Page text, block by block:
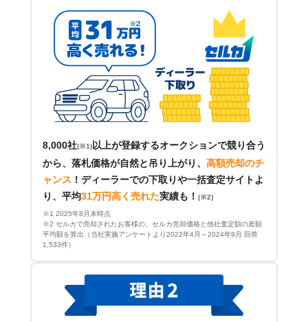
8,000社(※1) 以上が登録するオークションで競り合う
から、落札価格が自然と吊り上がり、 高額売却のチ
ャンス ！ ディーラーでの下取りや一括査定サイトよ
り、平均31万円高く売れた実績も！ (※2)
※1 2025年8月末時点
※2 セルカで売却されたお客様の、セルカ売却価格と他社査定額の差額
平均額を算出（当社実施アンケートより2022年4月～2024年9月 回答
1,533件）